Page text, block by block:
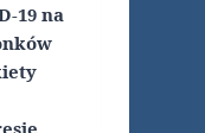
19 na